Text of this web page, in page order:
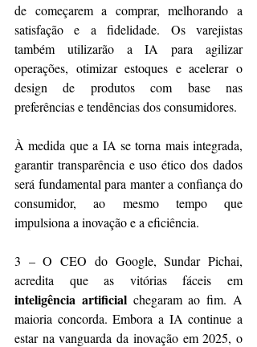
de começarem a comprar, melhorando a
satisfação e a fidelidade. Os varejistas
também utilizarão a IA para agilizar
operações, otimizar estoques e acelerar o
design de produtos com base nas
preferências e tendências dos consumidores.
À medida que a IA se torna mais integrada,
garantir transparência e uso ético dos dados
será fundamental para manter a confiança do
consumidor, ao mesmo tempo que
impulsiona a inovação e a eficiência.
3 – O CEO do Google, Sundar Pichai,
inteligência artificial chegaram ao fim. A
maioria concorda. Embora a IA continue a
estar na vanguarda da inovação em 2025, o